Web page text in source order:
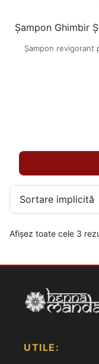
Șampon Ghimbir
Șampon revigorant
Afișez toate cele 3
UTILE: